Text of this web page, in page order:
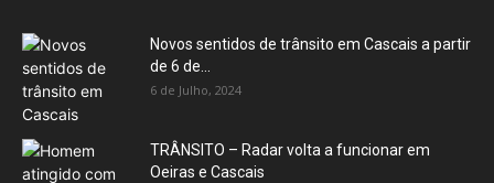
Novos sentidos de trânsito em Cascais a partir
de 6 de...
6 de Julho, 2024
TRÂNSITO – Radar volta a funcionar em
Oeiras e Cascais